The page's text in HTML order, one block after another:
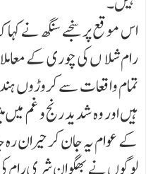
اس موقع پر سنجے سنگھ نے کہا
رام شلا ¶ں کی چوری کے
تمام واقعات سے کروڑوں
ہیں اور وہ شدید رنج و غم
کے عوام یہ جان کر حیران
لوگوں نے بھگوان شری رام